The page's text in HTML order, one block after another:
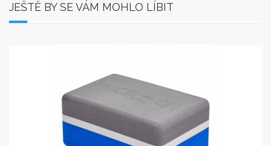
JEŠTĚ BY SE VÁM MOHLO LÍBIT